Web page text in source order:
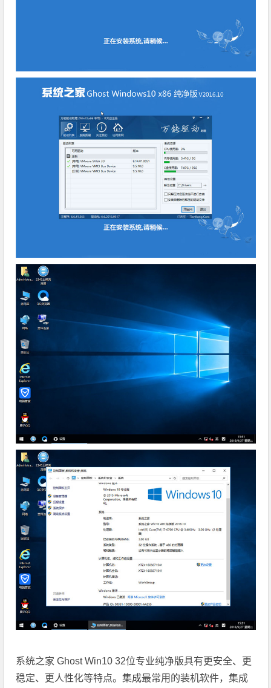
系统之家 Ghost Win10 32位专业纯净版具有更安全、更
稳定、更人性化等特点。集成最常用的装机软件，集成